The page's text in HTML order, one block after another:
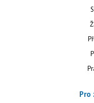
Pro